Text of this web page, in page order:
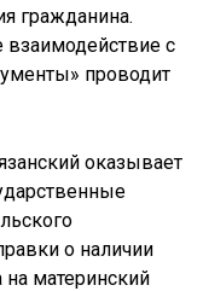
гражданина.
с
проводит
оказывает
о наличии
на материнский